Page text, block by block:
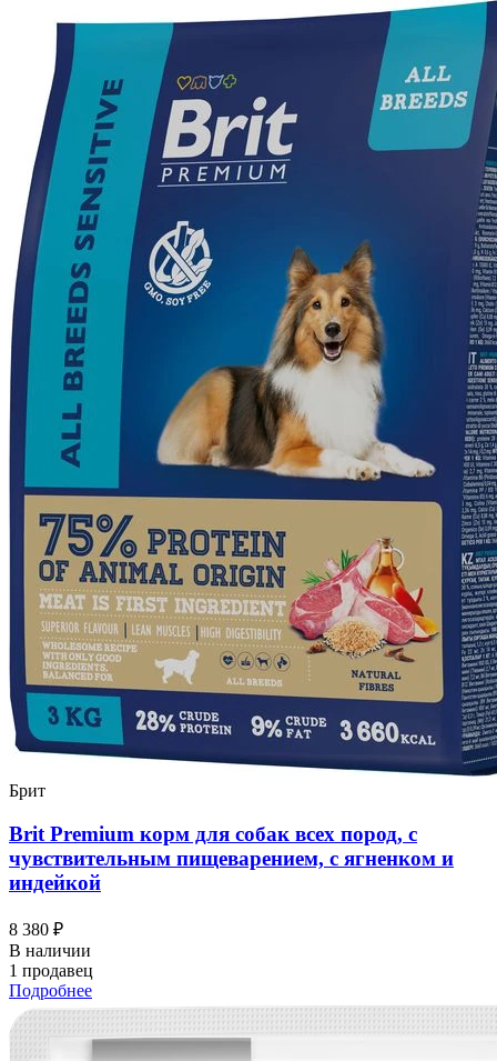
Брит
Brit Premium корм для собак всех пород, с
чувствительным пищеварением, с ягненком и
индейкой
8 380 ₽
В наличии
1 продавец
Подробнее